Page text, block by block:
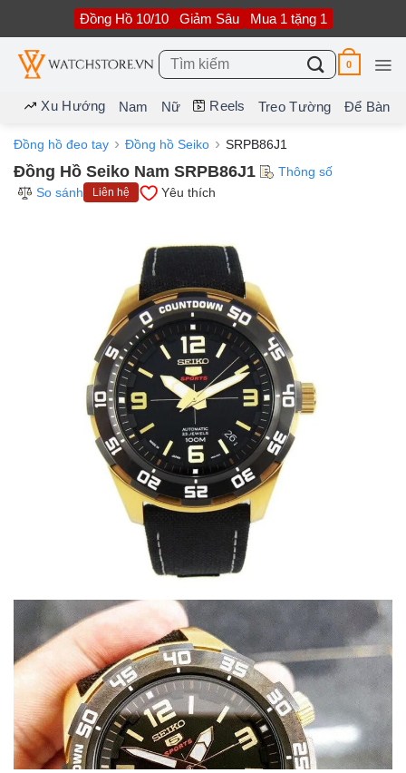
nội
dung
Đồng Hồ 10/10 Giảm Sâu Mua 1 tặng 1
Tìm
kiếm:
0
Xu Hướng Nam Nữ Reels Treo Tường Để Bàn
Đồng hồ đeo tay Đồng hồ Seiko SRPB86J1
Đồng Hồ Seiko Nam SRPB86J1
Thông số
So sánh
Liên hệ Yêu thích